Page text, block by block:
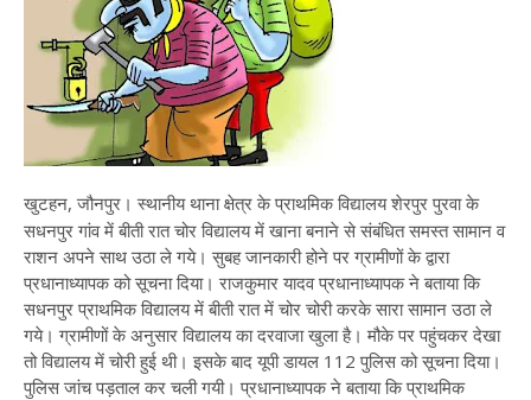
खुटहन, जौनपुर। स्थानीय थाना क्षेत्र के प्राथमिक विद्यालय शेरपुर पुरवा के
सधनपुर गांव में बीती रात चोर विद्यालय में खाना बनाने से संबंधित समस्त सामान व
राशन अपने साथ उठा ले गये। सुबह जानकारी होने पर ग्रामीणों के द्वारा
प्रधानाध्यापक को सूचना दिया। राजकुमार यादव प्रधानाध्यापक ने बताया कि
सधनपुर प्राथमिक विद्यालय में बीती रात में चोर चोरी करके सारा सामान उठा ले
गये। ग्रामीणों के अनुसार विद्यालय का दरवाजा खुला है। मौके पर पहुंचकर देखा
तो विद्यालय में चोरी हुई थी। इसके बाद यूपी डायल 112 पुलिस को सूचना दिया।
पुलिस जांच पड़ताल कर चली गयी। प्रधानाध्यापक ने बताया कि प्राथमिक